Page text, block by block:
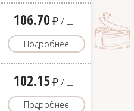
106.70 д/ шт.
Подробнее
102.15 д/ шт.
Подробнее